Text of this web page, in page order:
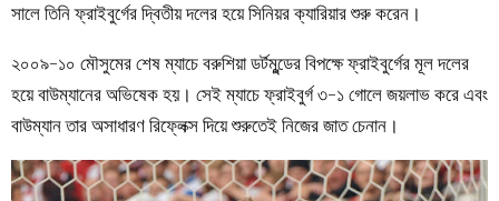
সালে তিনি ফ্রাইবুর্গের দ্বিতীয় দলের হয়ে সিনিয়র ক্যারিয়ার শুরু করেন।
২০০৯-১০ মৌসুমের শেষ ম্যাচে বরুশিয়া ডর্টমুন্ডের বিপক্ষে ফ্রাইবুর্গের মূল দলের
হয়ে বাউম্যানের অভিষেক হয়। সেই ম্যাচে ফ্রাইবুর্গ ৩-১ গোলে জয়লাভ করে এবং
বাউম্যান তার অসাধারণ রিফ্লেক্স দিয়ে শুরুতেই নিজের জাত চেনান।